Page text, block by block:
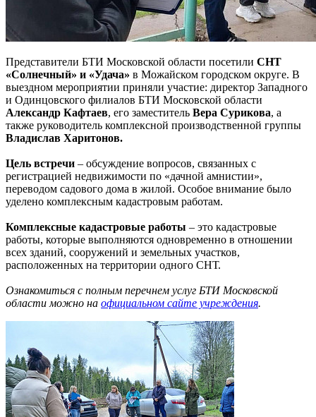
Представители БТИ Московской области посетили СНТ
«Солнечный» и «Удача» в Можайском городском округе. В
выездном мероприятии приняли участие: директор Западного
и Одинцовского филиалов БТИ Московской области
Александр Кафтаев, его заместитель Вера Сурикова, а
также руководитель комплексной производственной группы
Владислав Харитонов.
Цель встречи – обсуждение вопросов, связанных с
регистрацией недвижимости по «дачной амнистии»,
переводом садового дома в жилой. Особое внимание было
уделено комплексным кадастровым работам.
Комплексные кадастровые работы – это кадастровые
работы, которые выполняются одновременно в отношении
всех зданий, сооружений и земельных участков,
расположенных на территории одного СНТ.
Ознакомиться с полным перечнем услуг БТИ Московской
области можно на официальном сайте учреждения.